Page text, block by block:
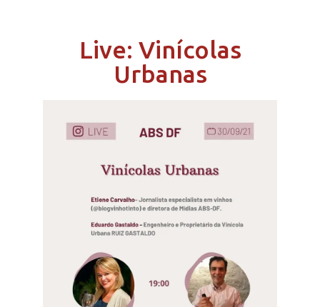
Live: Vinícolas
Urbanas